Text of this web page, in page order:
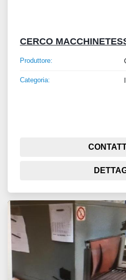
CERCO
Produttore:
Categoria: